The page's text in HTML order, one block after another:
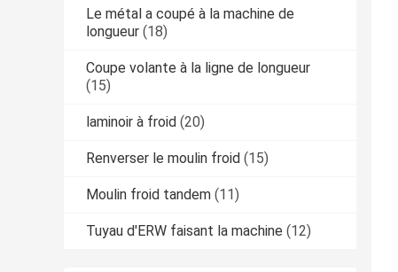
Le métal a coupé à la machine de
longueur (18)
Coupe volante à la ligne de longueur
(15)
laminoir à froid (20)
Renverser le moulin froid (15)
Moulin froid tandem (11)
Tuyau d'ERW faisant la machine (12)